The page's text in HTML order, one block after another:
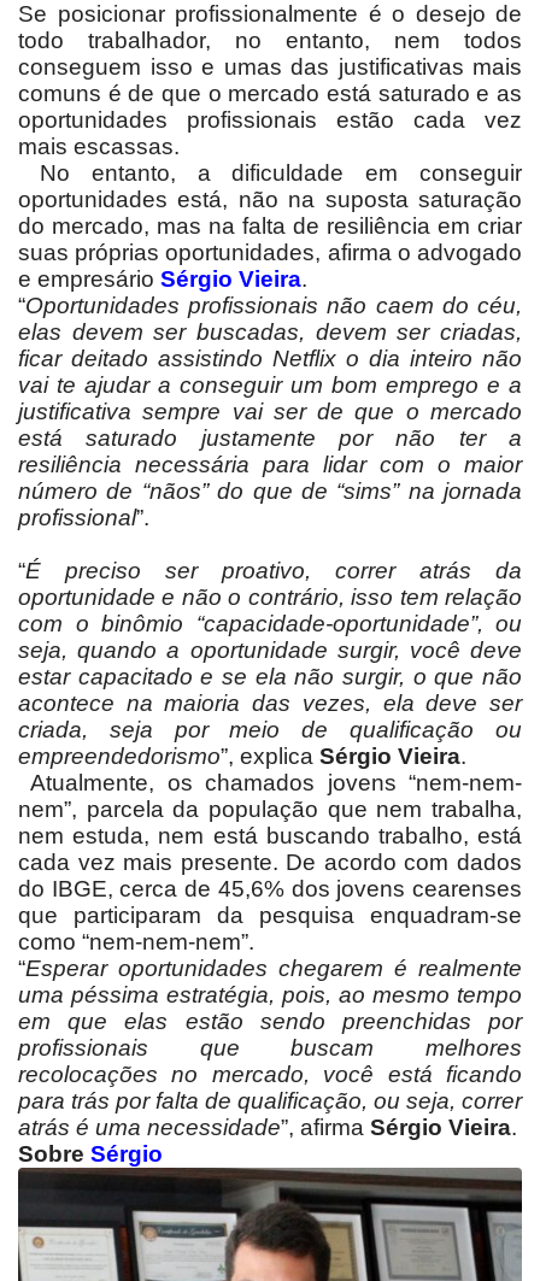
Se posicionar profissionalmente é o desejo de
todo trabalhador, no entanto, nem todos
conseguem isso e umas das justificativas mais
comuns é de que o mercado está saturado e as
oportunidades profissionais estão cada vez
mais escassas.
No entanto, a dificuldade em conseguir
oportunidades está, não na suposta saturação
do mercado, mas na falta de resiliência em criar
suas próprias oportunidades, afirma o advogado
e empresário Sérgio Vieira.
“Oportunidades profissionais não caem do céu,
elas devem ser buscadas, devem ser criadas,
ficar deitado assistindo Netflix o dia inteiro não
vai te ajudar a conseguir um bom emprego e a
justificativa sempre vai ser de que o mercado
está saturado justamente por não ter a
resiliência necessária para lidar com o maior
número de “nãos” do que de “sims” na jornada
profissional”.
“É preciso ser proativo, correr atrás da
oportunidade e não o contrário, isso tem relação
com o binômio “capacidade-oportunidade”, ou
seja, quando a oportunidade surgir, você deve
estar capacitado e se ela não surgir, o que não
acontece na maioria das vezes, ela deve ser
criada, seja por meio de qualificação ou
empreendedorismo”, explica Sérgio Vieira.
Atualmente, os chamados jovens “nem-nem-
nem”, parcela da população que nem trabalha,
nem estuda, nem está buscando trabalho, está
cada vez mais presente. De acordo com dados
do IBGE, cerca de 45,6% dos jovens cearenses
que participaram da pesquisa enquadram-se
como “nem-nem-nem”.
“Esperar oportunidades chegarem é realmente
uma péssima estratégia, pois, ao mesmo tempo
em que elas estão sendo preenchidas por
profissionais que buscam melhores
recolocações no mercado, você está ficando
para trás por falta de qualificação, ou seja, correr
atrás é uma necessidade”, afirma Sérgio Vieira.
Sobre Sérgio